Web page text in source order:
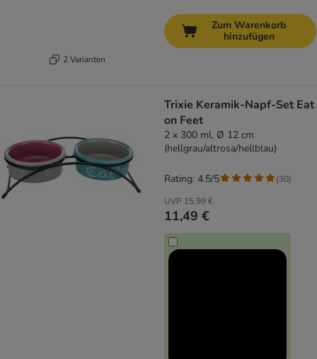
2 Varianten
Zum Warenkorb
hinzufügen
Trixie Keramik-Napf-Set Eat
on Feet
2 x 300 ml, Ø 12 cm
(hellgrau/altrosa/hellblau)
UVP 15,99 €
11,49 €
Rating: 4.5/5 (30)